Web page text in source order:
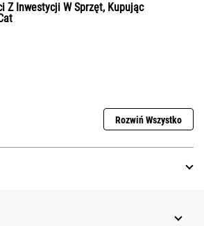
Z Inwestycji W Sprzęt, Kupując
Rozwiń Wszystko